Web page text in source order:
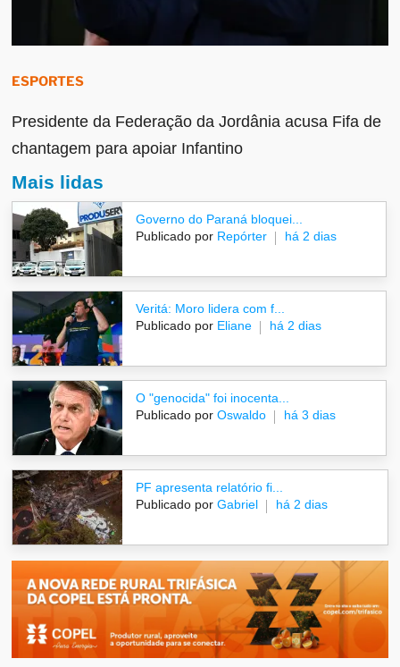
ESPORTES
Presidente da Federação da Jordânia acusa Fifa de
chantagem para apoiar Infantino
Mais lidas
Governo do Paraná bloquei...
Publicado por Repórter há 2 dias
Veritá: Moro lidera com f...
Publicado por Eliane há 2 dias
O "genocida" foi inocenta...
Publicado por Oswaldo há 3 dias
PF apresenta relatório fi...
Publicado por Gabriel há 2 dias